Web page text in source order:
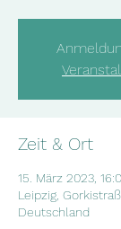
Zeit & Ort
15. März 2023,
Leipzig,
Deutschland